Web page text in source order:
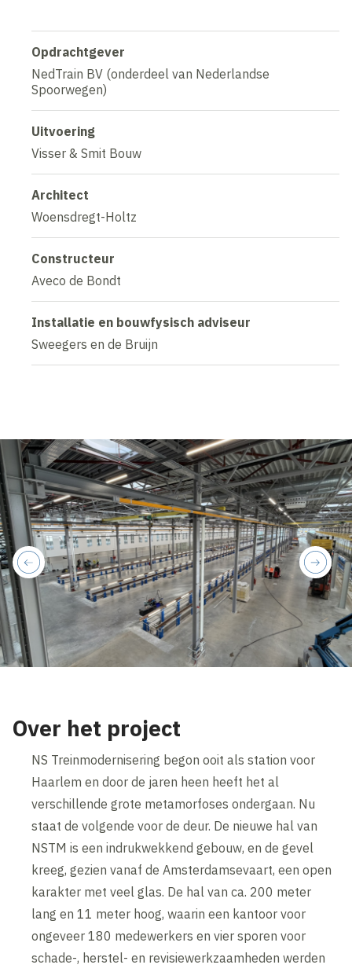
Opdrachtgever
NedTrain BV (onderdeel van Nederlandse
Spoorwegen)
Uitvoering
Visser & Smit Bouw
Architect
Woensdregt-Holtz
Constructeur
Aveco de Bondt
Installatie en bouwfysisch adviseur
Sweegers en de Bruijn
next
previous
Over het project
NS Treinmodernisering begon ooit als station voor
Haarlem en door de jaren heen heeft het al
verschillende grote metamorfoses ondergaan. Nu
staat de volgende voor de deur. De nieuwe hal van
NSTM is een indrukwekkend gebouw, en de gevel
kreeg, gezien vanaf de Amsterdamsevaart, een open
karakter met veel glas. De hal van ca. 200 meter
lang en 11 meter hoog, waarin een kantoor voor
ongeveer 180 medewerkers en vier sporen voor
schade-, herstel- en revisiewerkzaamheden werden